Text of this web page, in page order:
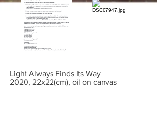
Light Always Finds Its Way
2020, 22x22(cm), oil on canvas